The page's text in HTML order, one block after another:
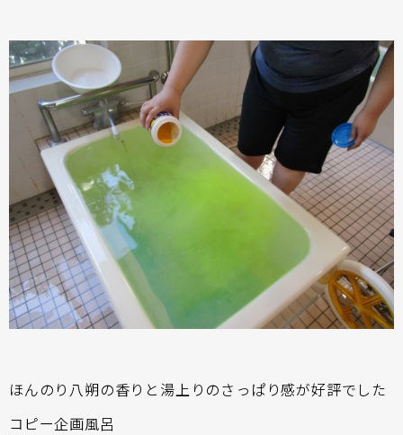
ほんのり八朔の香りと湯上りのさっぱり感が好評でした
コピー企画風呂